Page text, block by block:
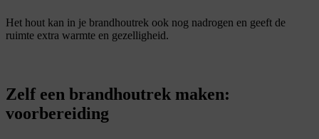
Het hout kan in je brandhoutrek ook nog nadrogen en geeft de
ruimte extra warmte en gezelligheid.
Zelf een brandhoutrek maken:
voorbereiding